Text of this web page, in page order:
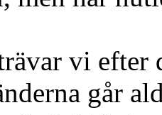
vi efter
går